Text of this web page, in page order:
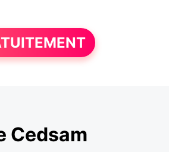
Cedsam